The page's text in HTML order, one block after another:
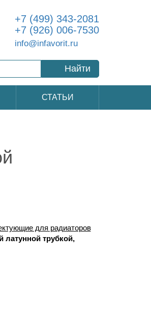
+7 (499) 343-2081
+7 (926) 006-7530
info@infavorit.ru
Найти
СТАТЬИ
для радиаторов
трубкой,